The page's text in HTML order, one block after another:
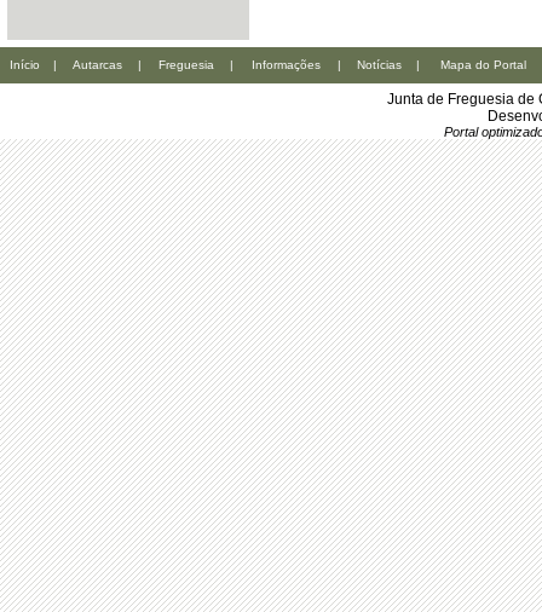
Início | Autarcas | Freguesia | Informações | Notícias | Mapa do Portal
Junta de Freguesia de
Portal